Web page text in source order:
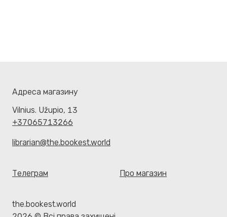
Адреса магазину
Vilnius. Užupio, 13
+37065713266
librarian@the.bookest.world
Телеграм Про магазин
the.bookest.world